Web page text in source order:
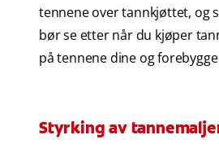
tennene over tannkjøttet, og
bør se etter når du kjøper
på tennene dine og
Styrking av